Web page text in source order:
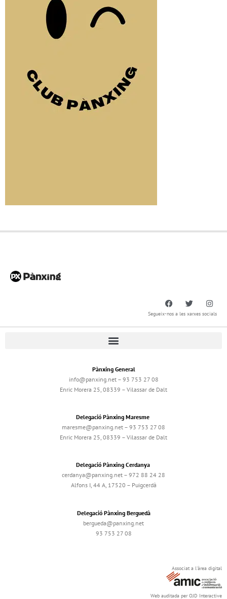
Segueix-nos a les xarxes socials
Pànxing General
info@panxing.net – 93 753 27 08
Enric Morera 25, 08339 – Vilassar de Dalt
Delegació Pànxing Maresme
maresme@panxing.net – 93 753 27 08
Enric Morera 25, 08339 – Vilassar de Dalt
Delegació Pànxing Cerdanya
cerdanya@panxing.net – 972 88 24 28
Alfons I, 44 A, 17520 – Puigcerdà
Delegació Pànxing Berguedà
bergueda@panxing.net
93 753 27 08
Associat a l'àrea digital
Web auditada per OJD Interactive